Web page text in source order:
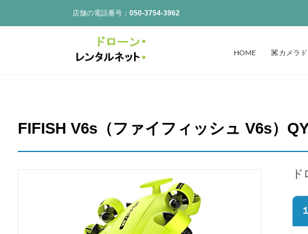
店舗の電話番号： 050-3754-3962
HOME カメラ
FIFISH V6s（ファイフィッシュ V6s）